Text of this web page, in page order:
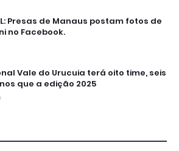
Presas de Manaus postam fotos de
no Facebook.
Vale do Urucuia terá oito time, seis
que a edição 2025